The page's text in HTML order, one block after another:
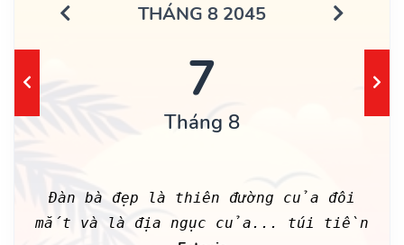
THÁNG 8 2045
7
Tháng 8
Ðàn bà đẹp là thiên đường của đôi
mắt và là địa ngục của... túi tiền